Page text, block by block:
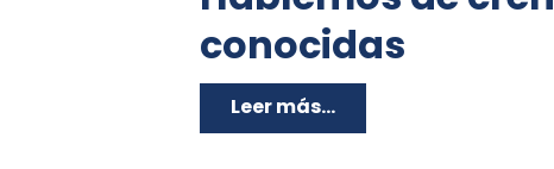
conocidas
Leer más...